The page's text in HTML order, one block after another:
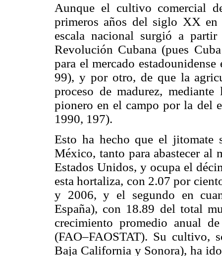
Aunque el cultivo comercial
primeros años del siglo XX en
escala nacional surgió a
Revolución Cubana (pues
para el mercado
99), y por otro, de que la
proceso de madurez,
pionero en el campo por la del
1990, 197).
Esto ha hecho que el
México, tanto para abastecer al
Estados Unidos, y ocupa el
esta hortaliza, con 2.07 por
y 2006, y el segundo en
España), con 18.89 del total
crecimiento promedio anual
(FAO–FAOSTAT). Su cultivo,
Baja California y Sonora), ha